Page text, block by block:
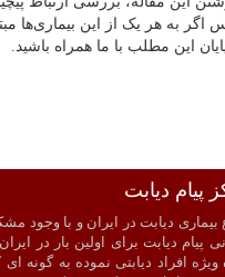
به هر یک از این بیماری‌ها
این مطلب با ما همراه باشید.
و سلامت فیزیکی کالا
پیام دیابت
بیماری دیابت در ایران و با وجود
پیام دیابت برای اولین بار در
افراد دیابتی نموده به گونه ای